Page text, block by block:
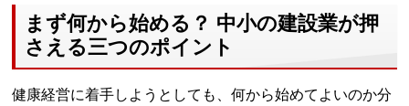
まず何から始める？ 中小の建設業が押
さえる三つのポイント
健康経営に着手しようとしても、何から始めてよいのか分